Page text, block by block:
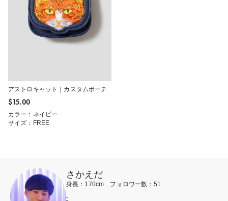
アストロキャット｜カスタムポーチ
$‌15.00
カラー：ネイビー
サイズ：FREE
さかえだ
身長：170cm フォロワー数：51
-